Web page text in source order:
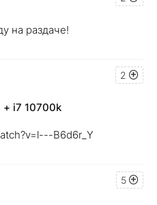
на раздаче!
2
+ i7 10700k
B6d6r_Y
5